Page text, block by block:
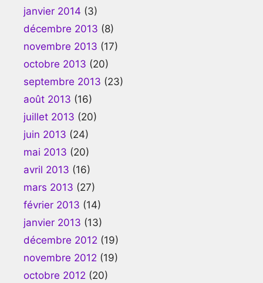
janvier 2014 (3)
décembre 2013 (8)
novembre 2013 (17)
octobre 2013 (20)
septembre 2013 (23)
août 2013 (16)
juillet 2013 (20)
juin 2013 (24)
mai 2013 (20)
avril 2013 (16)
mars 2013 (27)
février 2013 (14)
janvier 2013 (13)
décembre 2012 (19)
novembre 2012 (19)
octobre 2012 (20)